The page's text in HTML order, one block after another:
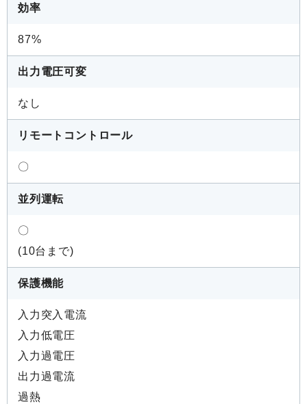
効率
87%
出力電圧可変
なし
リモートコントロール
〇
並列運転
〇
(10台まで)
保護機能
入力突入電流
入力低電圧
入力過電圧
出力過電流
過熱